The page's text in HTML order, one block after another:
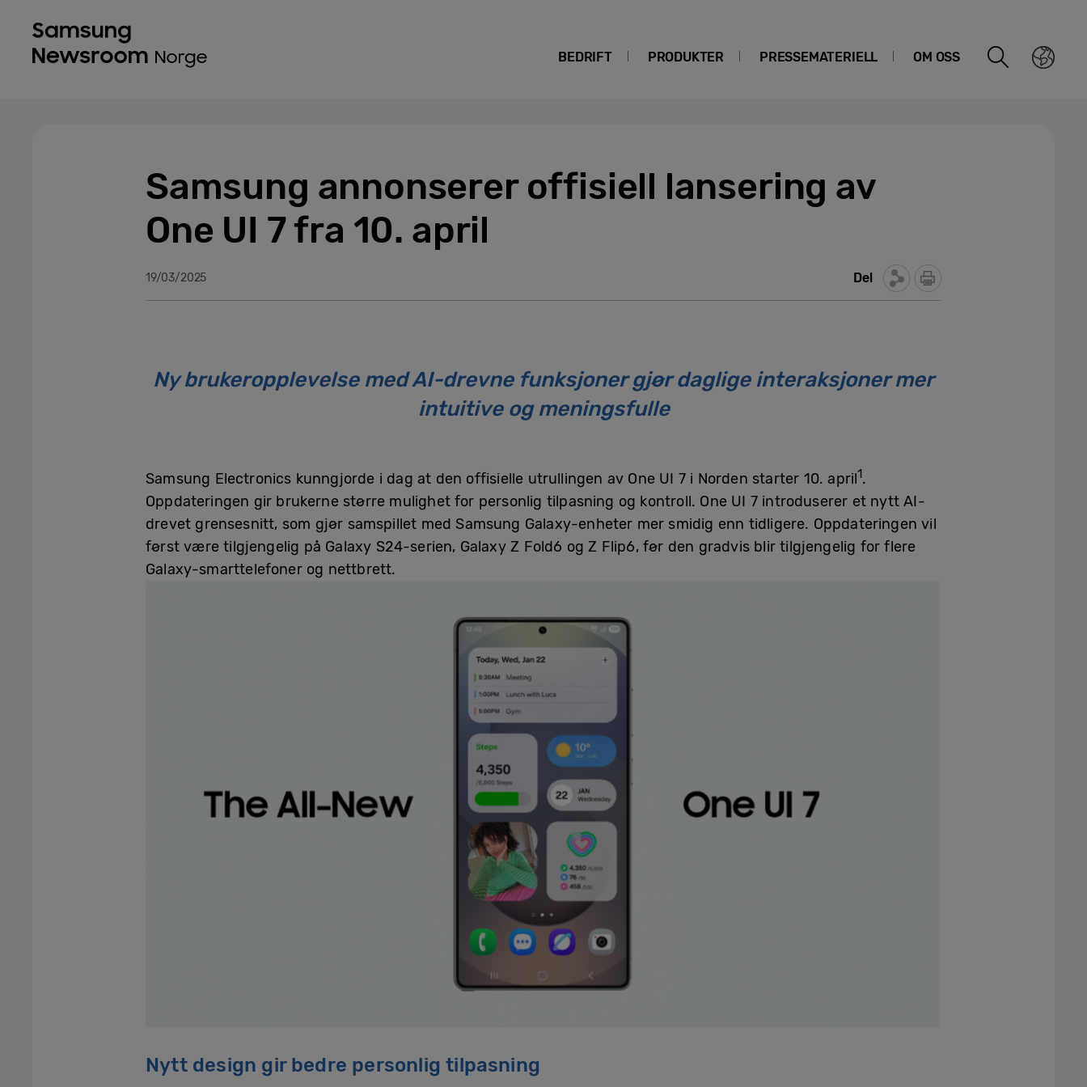
BEDRIFT PRODUKTER PRESSEMATERIELL OM OSS
Samsung annonserer offisiell lansering av
One UI 7 fra 10. april
19/03/2025 Del
Ny brukeropplevelse med AI-drevne funksjoner gjør daglige interaksjoner mer
intuitive og meningsfulle
Samsung Electronics kunngjorde i dag at den offisielle utrullingen av One UI 7 i Norden starter 10. april1.
Oppdateringen gir brukerne større mulighet for personlig tilpasning og kontroll. One UI 7 introduserer et nytt AI-
drevet grensesnitt, som gjør samspillet med Samsung Galaxy-enheter mer smidig enn tidligere. Oppdateringen vil
først være tilgjengelig på Galaxy S24-serien, Galaxy Z Fold6 og Z Flip6, før den gradvis blir tilgjengelig for flere
Galaxy-smarttelefoner og nettbrett.
Nytt design gir bedre personlig tilpasning